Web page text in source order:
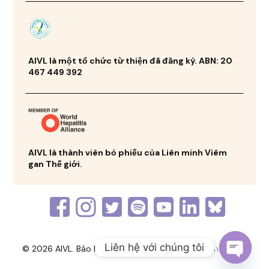
AIVL là một tổ chức từ thiện đã đăng ký. ABN: 20
467 449 392
AIVL là thành viên bỏ phiếu của Liên minh Viêm
gan Thế giới.
© 2026 AIVL. Bảo lưu mọi quyền. Được tạo bởi Phát triển
Liên hệ với chúng tôi